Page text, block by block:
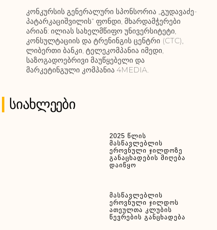
კონკურსის გენერალური სპონსორია „გუდავაძე-
პატარკაციშვილის“ ფონდი, მხარდამჭერები
არიან: ილიას სახელმწიფო უნივერსიტეტი,
კონსულტაციის და ტრენინგის ცენტრი (CTC),
ლიბერთი ბანკი, ტელეკომპანია იმედი,
საზოგადოებრივი მაუწყებელი და
მარკეტინგული კომპანია 4MEDIA.
Სიახლეები
2025 წლის
მასწავლებლის
ეროვნული ჯილდოზე
განაცხადების მიღება
დაიწყო
მასწავლებლის
ეროვნული ჯილდოს
ათეულთა კლუბის
წევრების განცხადება